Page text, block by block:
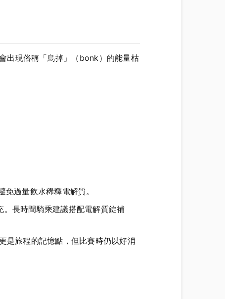
出現俗稱「鳥掉」（bonk）的能量枯
過量飲水稀釋電解質。
長時間騎乘建議搭配電解質錠補
是旅程的記憶點，但比賽時仍以好消